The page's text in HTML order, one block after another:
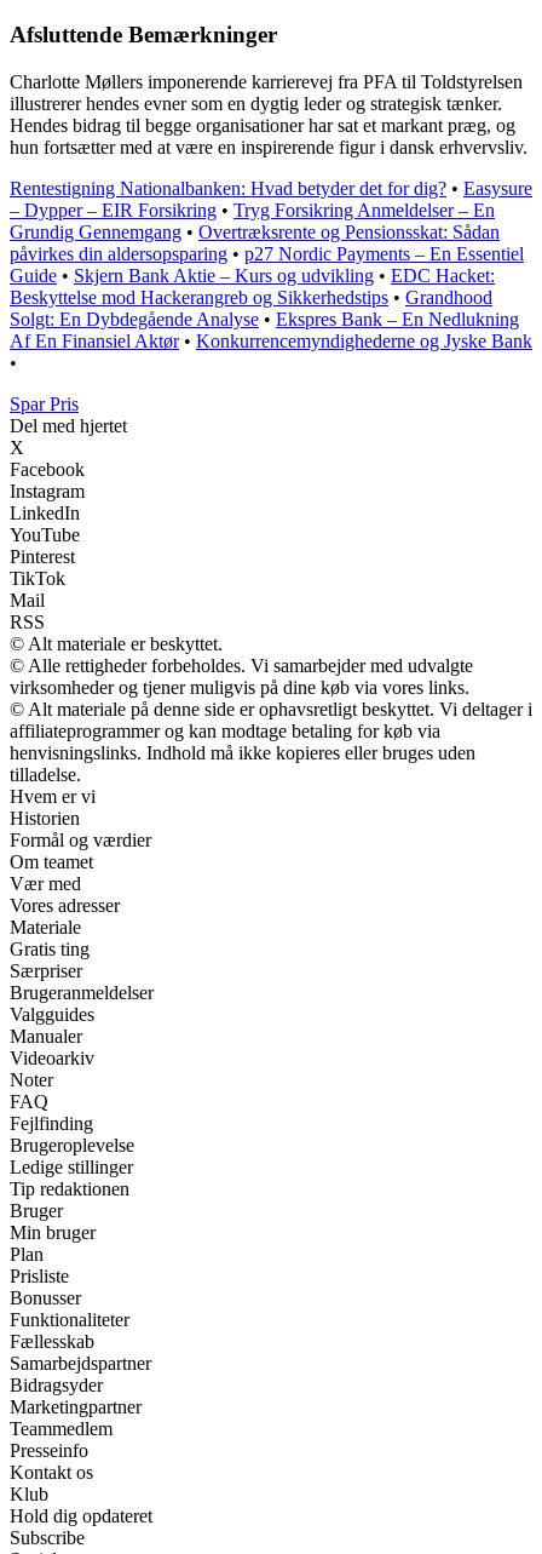
Afsluttende Bemærkninger
Charlotte Møllers imponerende karrierevej fra PFA til Toldstyrelsen
illustrerer hendes evner som en dygtig leder og strategisk tænker.
Hendes bidrag til begge organisationer har sat et markant præg, og
hun fortsætter med at være en inspirerende figur i dansk erhvervsliv.
Rentestigning Nationalbanken: Hvad betyder det for dig? • Easysure
– Dypper – EIR Forsikring • Tryg Forsikring Anmeldelser – En
Grundig Gennemgang • Overtræksrente og Pensionsskat: Sådan
påvirkes din aldersopsparing • p27 Nordic Payments – En Essentiel
Guide • Skjern Bank Aktie – Kurs og udvikling • EDC Hacket:
Beskyttelse mod Hackerangreb og Sikkerhedstips • Grandhood
Solgt: En Dybdegående Analyse • Ekspres Bank – En Nedlukning
Af En Finansiel Aktør• Konkurrencemyndighederne og Jyske Bank
•
Spar Pris
Del med hjertet
X
Facebook
Instagram
LinkedIn
YouTube
Pinterest
TikTok
Mail
RSS
© Alt materiale er beskyttet.
© Alle rettigheder forbeholdes. Vi samarbejder med udvalgte
virksomheder og tjener muligvis på dine køb via vores links.
© Alt materiale på denne side er ophavsretligt beskyttet. Vi deltager i
affiliateprogrammer og kan modtage betaling for køb via
henvisningslinks. Indhold må ikke kopieres eller bruges uden
tilladelse.
Hvem er vi
Historien
Formål og værdier
Om teamet
Vær med
Vores adresser
Materiale
Gratis ting
Særpriser
Brugeranmeldelser
Valgguides
Manualer
Videoarkiv
Noter
FAQ
Fejlfinding
Brugeroplevelse
Ledige stillinger
Tip redaktionen
Bruger
Min bruger
Plan
Prisliste
Bonusser
Funktionaliteter
Fællesskab
Samarbejdspartner
Bidragsyder
Marketingpartner
Teammedlem
Presseinfo
Kontakt os
Klub
Hold dig opdateret
Subscribe